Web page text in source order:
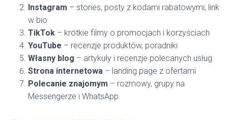
Instagram – stories, posty z kodami rabatowymi, link
w bio
TikTok – krótkie filmy o promocjach i korzyściach
YouTube – recenzje produktów, poradniki
Własny blog – artykuły i recenzje polecanych usług
Strona internetowa – landing page z ofertami
Polecanie znajomym – rozmowy, grupy na
Messengerze i WhatsApp